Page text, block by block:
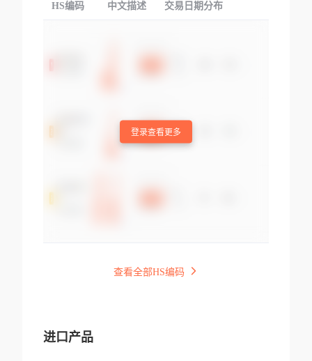
HS编码 中文描述 交易日期分布
登录查看更多
查看全部HS编码
进口产品